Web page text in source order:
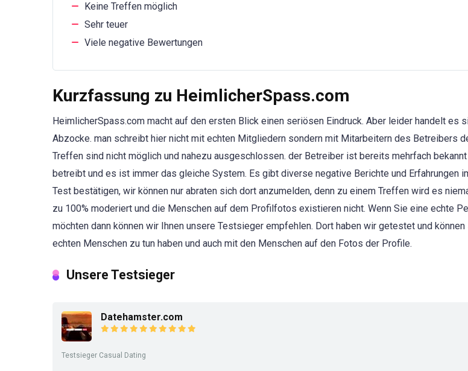
Keine Treffen möglich
Sehr teuer
Viele negative Bewertungen
Kurzfassung zu HeimlicherSpass.com
HeimlicherSpass.com macht auf den ersten Blick einen seriösen Eindruck. Aber leider handelt es
Abzocke. man schreibt hier nicht mit echten Mitgliedern sondern mit Mitarbeitern des Betreibers
Treffen sind nicht möglich und nahezu ausgeschlossen. der Betreiber ist bereits mehrfach
betreibt und es ist immer das gleiche System. Es gibt diverse negative Berichte und Erfahrungen
Test bestätigen, wir können nur abraten sich dort anzumelden, denn zu einem Treffen wird es
zu 100% moderiert und die Menschen auf dem Profilfotos existieren nicht. Wenn Sie eine echte
möchten dann können wir Ihnen unsere Testsieger empfehlen. Dort haben wir getestet und
echten Menschen zu tun haben und auch mit den Menschen auf den Fotos der Profile.
Unsere Testsieger
Datehamster.com
Testsieger Casual Dating